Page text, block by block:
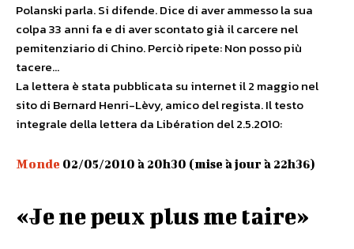
Polanski parla. Si difende. Dice di aver ammesso la sua
colpa 33 anni fa e di aver scontato già il carcere nel
pemitenziario di Chino. Perciò ripete: Non posso più
tacere…
La lettera è stata pubblicata su internet il 2 maggio nel
sito di Bernard Henri-Lèvy, amico del regista. Il testo
integrale della lettera da Libération del 2.5.2010:
Monde 02/05/2010 à 20h30 (mise à jour à 22h36)
«Je ne peux plus me taire»